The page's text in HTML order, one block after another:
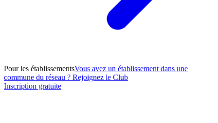
Pour les établissementsVous avez un établissement dans une
commune du réseau ? Rejoignez le Club
Inscription gratuite